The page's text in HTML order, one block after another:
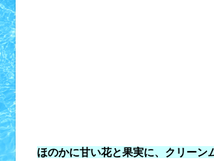
ほのかに甘い花と果実に、クリーン